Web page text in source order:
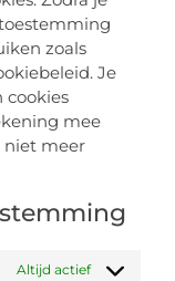
toestemming
zoals
Je
cookies
mee
niet meer
Altijd actief